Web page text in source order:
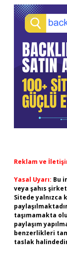
Reklam ve
Yasal Uyarı: Bu
veya şahıs
Sitede yalnızca
taşımamakta
paylaşım
benzerlikleri
taslak